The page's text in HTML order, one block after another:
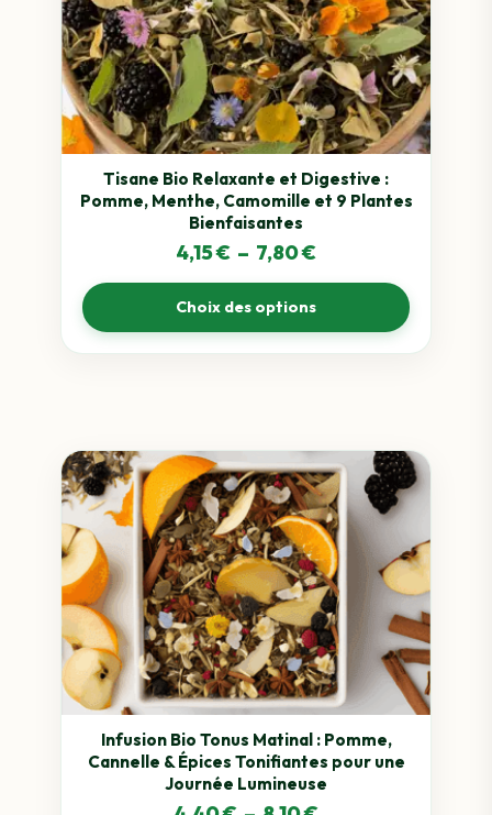
Tisane Bio Relaxante et Digestive :
Pomme, Menthe, Camomille et 9 Plantes
Bienfaisantes
4,15€ – 7,80€Plage
de
prix :
4,15 €
Choix des options
variations.
Les
options
peuvent
être
choisies
produit
Infusion Bio Tonus Matinal : Pomme,
Cannelle & Épices Tonifiantes pour une
Journée Lumineuse
Ce
produit
a
plusieurs
variations.
Les
options
peuvent
être
choisies